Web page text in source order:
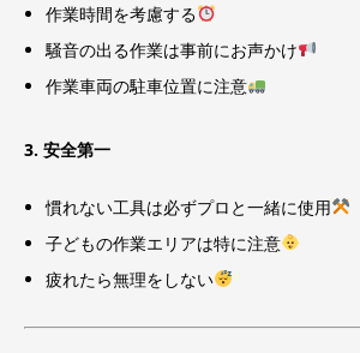
作業時間を考慮する
騒音の出る作業は事前にお声かけ
作業車両の駐車位置に注意
3. 安全第一
慣れない工具は必ずプロと一緒に使用
子どもの作業エリアは特に注意
疲れたら無理をしない